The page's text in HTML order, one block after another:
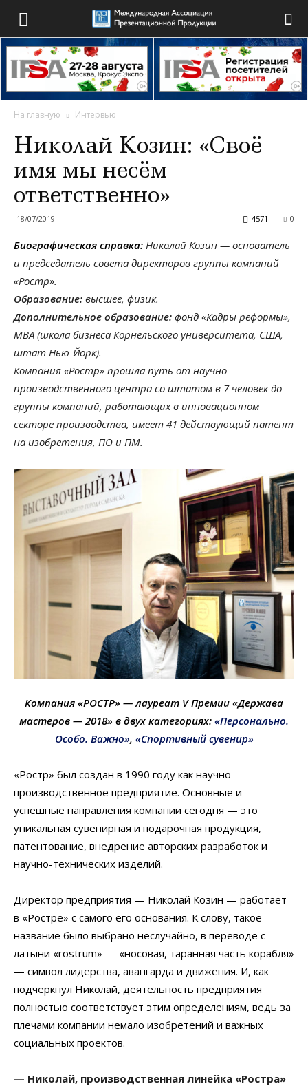
На главную Интервью
Николай Козин: «Своё
имя мы несём
ответственно»
18/07/2019 0
4571
Биографическая справка: Николай Козин — основатель
и председатель совета директоров группы компаний
«Ростр».
Образование: высшее, физик.
Дополнительное образование: фонд «Кадры реформы»,
МВА (школа бизнеса Корнельского университета, США,
штат Нью-Йорк).
Компания «Ростр» прошла путь от научно-
производственного центра со штатом в 7 человек до
группы компаний, работающих в инновационном
секторе производства, имеет 41 действующий патент
на изобретения, ПО и ПМ.
Компания «РОСТР» — лауреат V Премии «Держава
мастеров — 2018» в двух категориях: «Персонально.
Особо. Важно», «Спортивный сувенир»
«Ростр» был создан в 1990 году как научно-
производственное предприятие. Основные и
успешные направления компании сегодня — это
уникальная сувенирная и подарочная продукция,
патентование, внедрение авторских разработок и
научно-технических изделий.
Директор предприятия — Николай Козин — работает
в «Ростре» с самого его основания. К слову, такое
название было выбрано неслучайно, в переводе с
латыни «rostrum» — «носовая, таранная часть корабля»
— символ лидерства, авангарда и движения. И, как
подчеркнул Николай, деятельность предприятия
полностью соответствует этим определениям, ведь за
плечами компании немало изобретений и важных
социальных проектов.
— Николай, производственная линейка «Ростра»